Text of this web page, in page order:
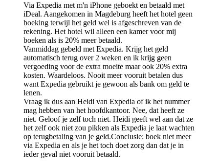
Via Expedia met m'n iPhone geboekt en betaald met
iDeal. Aangekomen in Magdeburg heeft het hotel geen
boeking terwijl het geld wel is afgeschreven van de
rekening. Het hotel wil alleen een kamer voor mij
boeken als is 20% meer betaald.
Vanmiddag gebeld met Expedia. Krijg het geld
automatisch terug over 2 weken en ik krijg geen
vergoeding voor de extra moeite maar ook 20% extra
kosten. Waardeloos. Nooit meer vooruit betalen dus
want Expedia gebruikt je gewoon als bank om geld te
lenen.
Vraag ik dus aan Heidi van Expedia of ik het nummer
mag hebben van het hoofdkantoor. Nee, dat heeft ze
niet. Geloof je zelf toch niet. Heidi geeft wel aan dat ze
het zelf ook niet zou pikken als Expedia je laat wachten
op terugbetaling van je geld.Conclusie: boek niet meer
via Expedia en als je het toch doet zorg dan dat je in
ieder geval niet vooruit betaald.